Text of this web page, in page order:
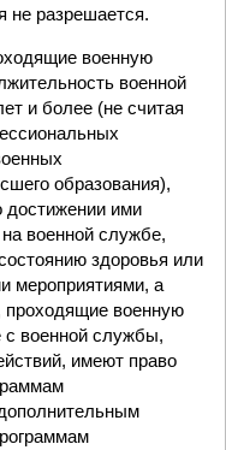
не разрешается.
военную
военной
и более (не считая
образования),
ими
военной службе,
здоровья или
мероприятиями, а
проходящие военную
с военной службы,
имеют право